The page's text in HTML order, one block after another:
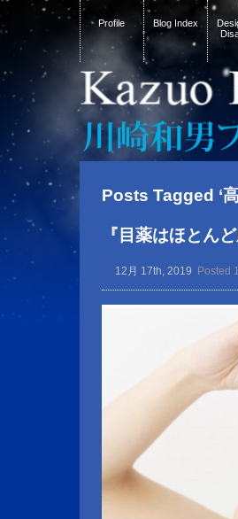
Profile Blog Index
Posts Tagged ‘高
『目薬はほとん
12月 17th, 2019 Posted